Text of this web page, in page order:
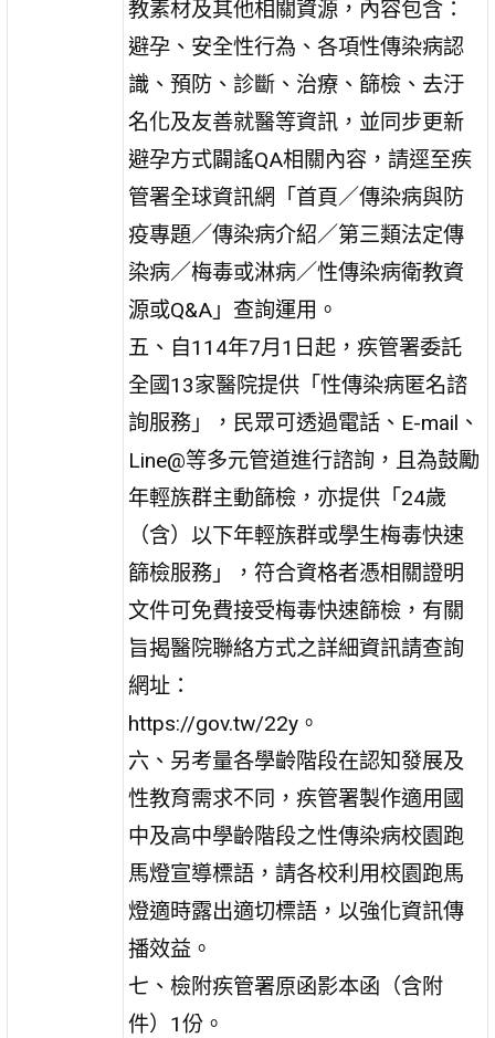
教素材及其他相關資源，內容包含：
避孕、安全性行為、各項性傳染病認
識、預防、診斷、治療、篩檢、去汙
名化及友善就醫等資訊，並同步更新
避孕方式闢謠QA相關內容，請逕至疾
管署全球資訊網「首頁／傳染病與防
疫專題／傳染病介紹／第三類法定傳
染病／梅毒或淋病／性傳染病衛教資
源或Q&A」查詢運用。
五、自114年7月1日起，疾管署委託
全國13家醫院提供「性傳染病匿名諮
詢服務」，民眾可透過電話、E-mail、
Line@等多元管道進行諮詢，且為鼓勵
年輕族群主動篩檢，亦提供「24歲
（含）以下年輕族群或學生梅毒快速
篩檢服務」，符合資格者憑相關證明
文件可免費接受梅毒快速篩檢，有關
旨揭醫院聯絡方式之詳細資訊請查詢
網址：
https://gov.tw/22y。
六、另考量各學齡階段在認知發展及
性教育需求不同，疾管署製作適用國
中及高中學齡階段之性傳染病校園跑
馬燈宣導標語，請各校利用校園跑馬
燈適時露出適切標語，以強化資訊傳
播效益。
七、檢附疾管署原函影本函（含附
件）1份。